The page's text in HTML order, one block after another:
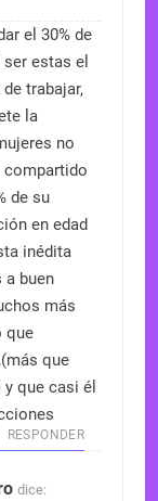
el 30% de
estas el
trabajar,
la
no
compartido
de su
en edad
inédita
a buen
más
que
que
que casi él
RESPONDER
dice: